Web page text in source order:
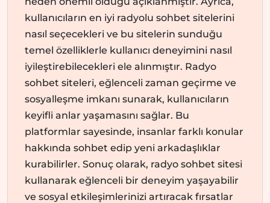
kullanıcıların en iyi radyolu sohbet sitelerini
nasıl seçecekleri ve bu sitelerin sunduğu
temel özelliklerle kullanıcı deneyimini nasıl
iyileştirebilecekleri ele alınmıştır. Radyo
sohbet siteleri, eğlenceli zaman geçirme ve
sosyalleşme imkanı sunarak, kullanıcıların
keyifli anlar yaşamasını sağlar. Bu
platformlar sayesinde, insanlar farklı konular
hakkında sohbet edip yeni arkadaşlıklar
kurabilirler. Sonuç olarak, radyo sohbet sitesi
kullanarak eğlenceli bir deneyim yaşayabilir
ve sosyal etkileşimlerinizi artıracak fırsatlar